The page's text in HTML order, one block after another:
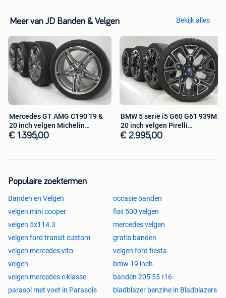
u direct duidelijk is wat u koopt. Eventuele
beschadigingen zijn aangegeven, profieldieptes zijn
gemeten en al onze velgen zijn schoongemaakt. Alle
wielen zijn gecontroleerd, gebalanceerd en klaar voor
gebruik.
voor vertrek even te bellen!
Afhaaladres:
7468DK Enter
info@jdbandenvelgen.nl
BTW Nummer: NL052630225B01
KVK Nummer: 29037158
Klik op onderstaande link om dit product te bekijken en/of
te bestellen:
Meer van JD Banden & Velgen Bekijk alles
Mercedes GT AMG C190 19 &
20 inch velgen Michelin
Zomerbande
€ 1.395,00
BMW 5 serie i5 G60 G61 939M
20 inch velgen Pirelli
Winterban
€ 2.995,00
Populaire zoektermen
Banden en Velgen
occasie banden
velgen mini cooper
fiat 500 velgen
velgen 5x114.3
mercedes velgen
velgen ford transit custom
gratis banden
velgen mercedes vito
velgen ford fiesta
velgen
bmw 19 inch
velgen mercedes c klasse
banden 205 55 r16
parasol met voet in Parasols
bladblazer benzine in Bladblazers